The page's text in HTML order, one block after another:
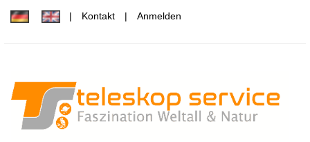
Kontakt Anmelden